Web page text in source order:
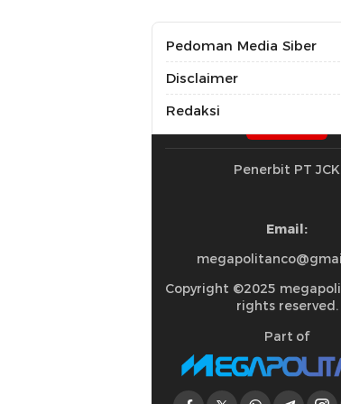
Pedoman Media Siber
Disclaimer
Redaksi
Penerbit PT JCK
Email:
Copyright ©2025
rights reserved.
Part of